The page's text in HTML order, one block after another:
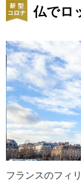
仏でロ
フランスのフィ